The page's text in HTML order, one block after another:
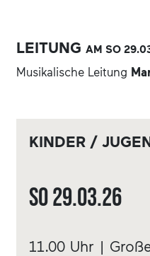
LEITUNGAM SO
Musikalische Leitung
KINDER /
So29.03.26
11.00 Uhr |